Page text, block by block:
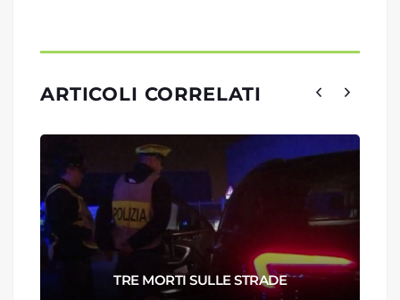
ARTICOLI CORRELATI
TRE MORTI SULLE STRADE